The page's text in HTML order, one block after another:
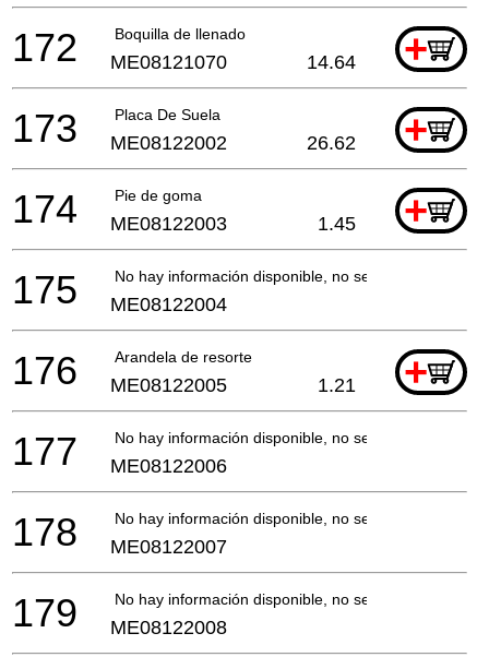
Boquilla de llenado +
172 ME08121070 14.64
Placa De Suela +
173 ME08122002 26.62
Pie de goma +
174 ME08122003 1.45
No hay información disponible, no se puede pedir
175 ME08122004
Arandela de resorte +
176 ME08122005 1.21
No hay información disponible, no se puede pedir
177 ME08122006
No hay información disponible, no se puede pedir
178 ME08122007
No hay información disponible, no se puede pedir
179 ME08122008